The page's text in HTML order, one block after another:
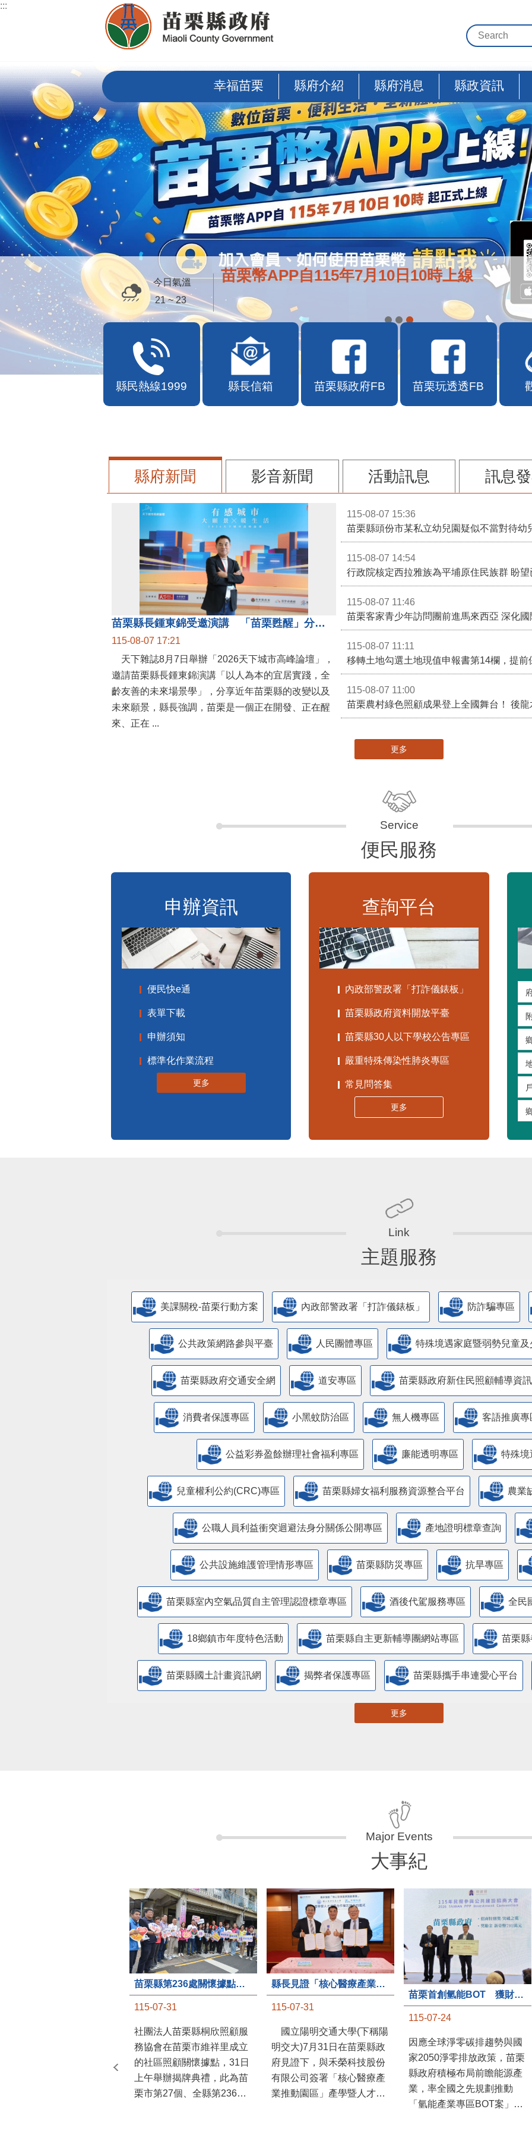
跳到主要內容區塊
:::
幸福苗栗 縣府介紹 縣府消息 縣政資訊
苗栗幣APP自115年7月10日10時上線
今日氣溫
21 ~ 23
縣民熱線1999 縣長信箱 苗栗縣政府FB 苗栗玩透透FB
縣府新聞 影音新聞 活動訊息 訊息
苗栗縣長鍾東錦受邀演講 「苗栗甦醒」分享近年轉變
115-08-07 17:21
天下雜誌8月7日舉辦「2026天下城市高峰論壇」，
邀請苗栗縣長鍾東錦演講「以人為本的宜居實踐，全
齡友善的未來場景學」，分享近年苗栗縣的改變以及
未來願景，縣長強調，苗栗是一個正在開發、正在醒
來、正在 ...
115-08-07 15:36
苗栗縣頭份市某私立幼兒園疑似不當對待幼
115-08-07 14:54
115-08-07 11:46
苗栗客家青少年訪問團前進馬來西亞 深化
115-08-07 11:11
移轉土地勾選土地現值申報書第14欄，提前
115-08-07 11:00
更多
便民服務
申辦資訊
便民快e通
表單下載
申辦須知
標準化作業流程
更多
查詢平台
內政部警政署「打詐儀錶板」
苗栗縣政府資料開放平臺
苗栗縣30人以下學校公告專區
嚴重特殊傳染性肺炎專區
常見問答集
更多
主題服務
美課關稅-苗栗行動方案 內政部警政署「打詐儀錶板」 防詐騙專區
公共政策網路參與平臺 人民團體專區 特殊境遇家庭暨弱勢兒童
苗栗縣政府交通安全網 道安專區 苗栗縣政府新住民照顧輔導資
消費者保護專區 小黑蚊防治區 無人機專區 客語推廣專
公益彩券盈餘辦理社會福利專區 廉能透明專區 特殊境
兒童權利公約(CRC)專區 苗栗縣婦女福利服務資源整合平台 農業
公職人員利益衝突迴避法身分關係公開專區 產地證明標章查詢
​公共設施維護管理情形專區 苗栗縣防災專區 抗旱專區
苗栗縣室內空氣品質自主管理認證標章專區 酒後代駕服務專區 全民
18鄉鎮市年度特色活動 苗栗縣自主更新輔導團網站專區 苗栗
苗栗縣國土計畫資訊網 揭弊者保護專區 苗栗縣攜手串連愛心平台
更多
大事紀
苗栗縣第236處關懷據點在苗栗市維祥里揭牌
115-07-31
社團法人苗栗縣桐欣照顧服
務協會在苗栗市維祥里成立
的社區照顧關懷據點，31日
上午舉辦揭牌典禮，此為苗
栗市第27個、全縣第236處
縣長見證「核心醫療產業推動園區」產學合作簽約儀式
115-07-31
國立陽明交通大學(下稱陽
明交大)7月31日在苗栗縣政
府見證下，與禾榮科技股份
有限公司簽署「核心醫療產
業推動園區」產學暨人才培
苗栗首創氫能BOT 獲財政部「突破之翼」肯定
115-07-24
因應全球淨零碳排趨勢與國
家2050淨零排放政策，苗栗
縣政府積極布局前瞻能源產
業，率全國之先規劃推動
「氫能產業專區BOT案」，